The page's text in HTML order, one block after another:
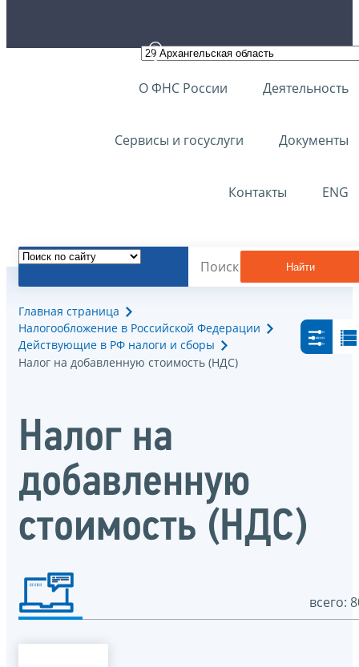
О ФНС России Деятельность
Сервисы и госуслуги Документы
Контакты ENG
Найти
Главная страница
Налогообложение в Российской Федерации
Действующие в РФ налоги и сборы
Налог на добавленную стоимость (НДС)
Налог на
добавленную
стоимость (НДС)
всего: